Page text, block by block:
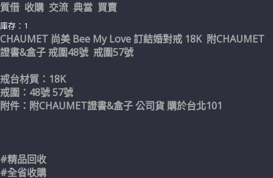
質借 收購 交流 典當 買賣
庫存：1
CHAUMET 尚美 Bee My Love 訂結婚對戒 18K 附CHAUMET
證書&盒子 戒圍48號 戒圍57號
戒台材質：18K
戒圍：48號 57號
附件：附CHAUMET證書&盒子 公司貨 購於台北101
#精品回收
#全省收購